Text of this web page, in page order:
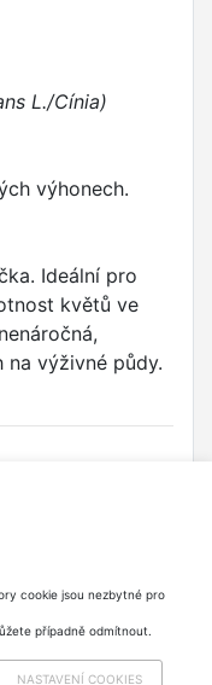
L./Cínia)
výhonech.
Ideální pro
květů ve
na výživné půdy.
cookie jsou nezbytné pro
případně odmítnout.
NASTAVENÍ COOKIES